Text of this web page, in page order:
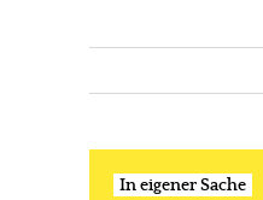
In eigener Sache